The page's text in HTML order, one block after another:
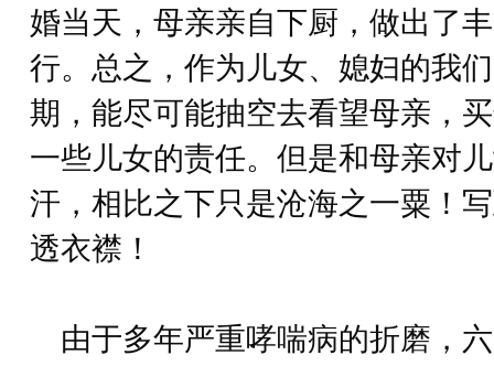
婚当天，母亲亲自下厨，做出了
行。总之，作为儿女、媳妇的我
期，能尽可能抽空去看望母亲，
一些儿女的责任。但是和母亲对
汗，相比之下只是沧海之一粟！
透衣襟！
由于多年严重哮喘病的折磨，